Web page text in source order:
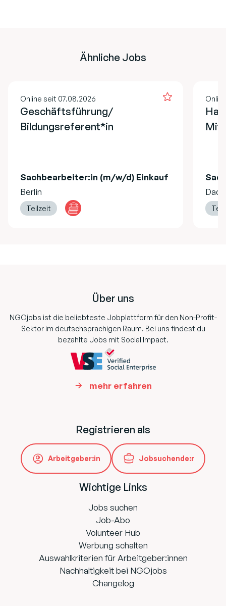
Ähnliche Jobs
Online seit 07.08.2026
Geschäftsführung/
Bildungsreferent*in
Sachbearbeiter:in (m/w/d) Einkauf
Berlin
Teilzeit
Über uns
NGOjobs ist die beliebteste Jobplattform für den Non-Profit-
Sektor im deutschsprachigen Raum. Bei uns findest du
bezahlte Jobs mit Social Impact.
mehr erfahren
Registrieren als
Arbeitgeber:in Jobsuchende:r
Wichtige Links
Jobs suchen
Job-Abo
Volunteer Hub
Werbung schalten
Auswahlkriterien für Arbeitgeber:innen
Nachhaltigkeit bei NGOjobs
Changelog